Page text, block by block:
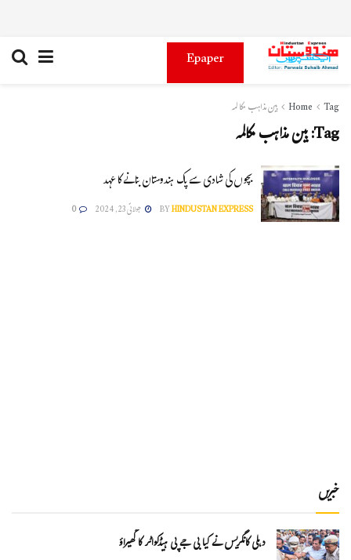
Epaper
Home Tag بین مذاہب مکالمہ
Tag:بین مذاہب مکالمہ
بچوں کی شادی سے پاک ہندوستان بنانے کا عہد
BYHINDUSTAN EXPRESS جولائی 23, 2024 0
خبریں
دہلی کانگریس نے کیا بی جے پی ہیڈکواٹر کا گھیراؤ